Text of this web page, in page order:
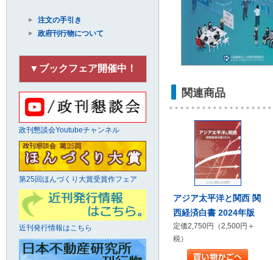
関連商品
アジア太平洋と関西 関
西経済白書 2024年版
定価2,750円（2,500円＋
税）
注文の手引き
政府刊行物について
▼ブックフェア開催中！
政刊懇談会Youtubeチャンネル
第25回ほんづくり大賞受賞作フェア
近刊発行情報はこちら